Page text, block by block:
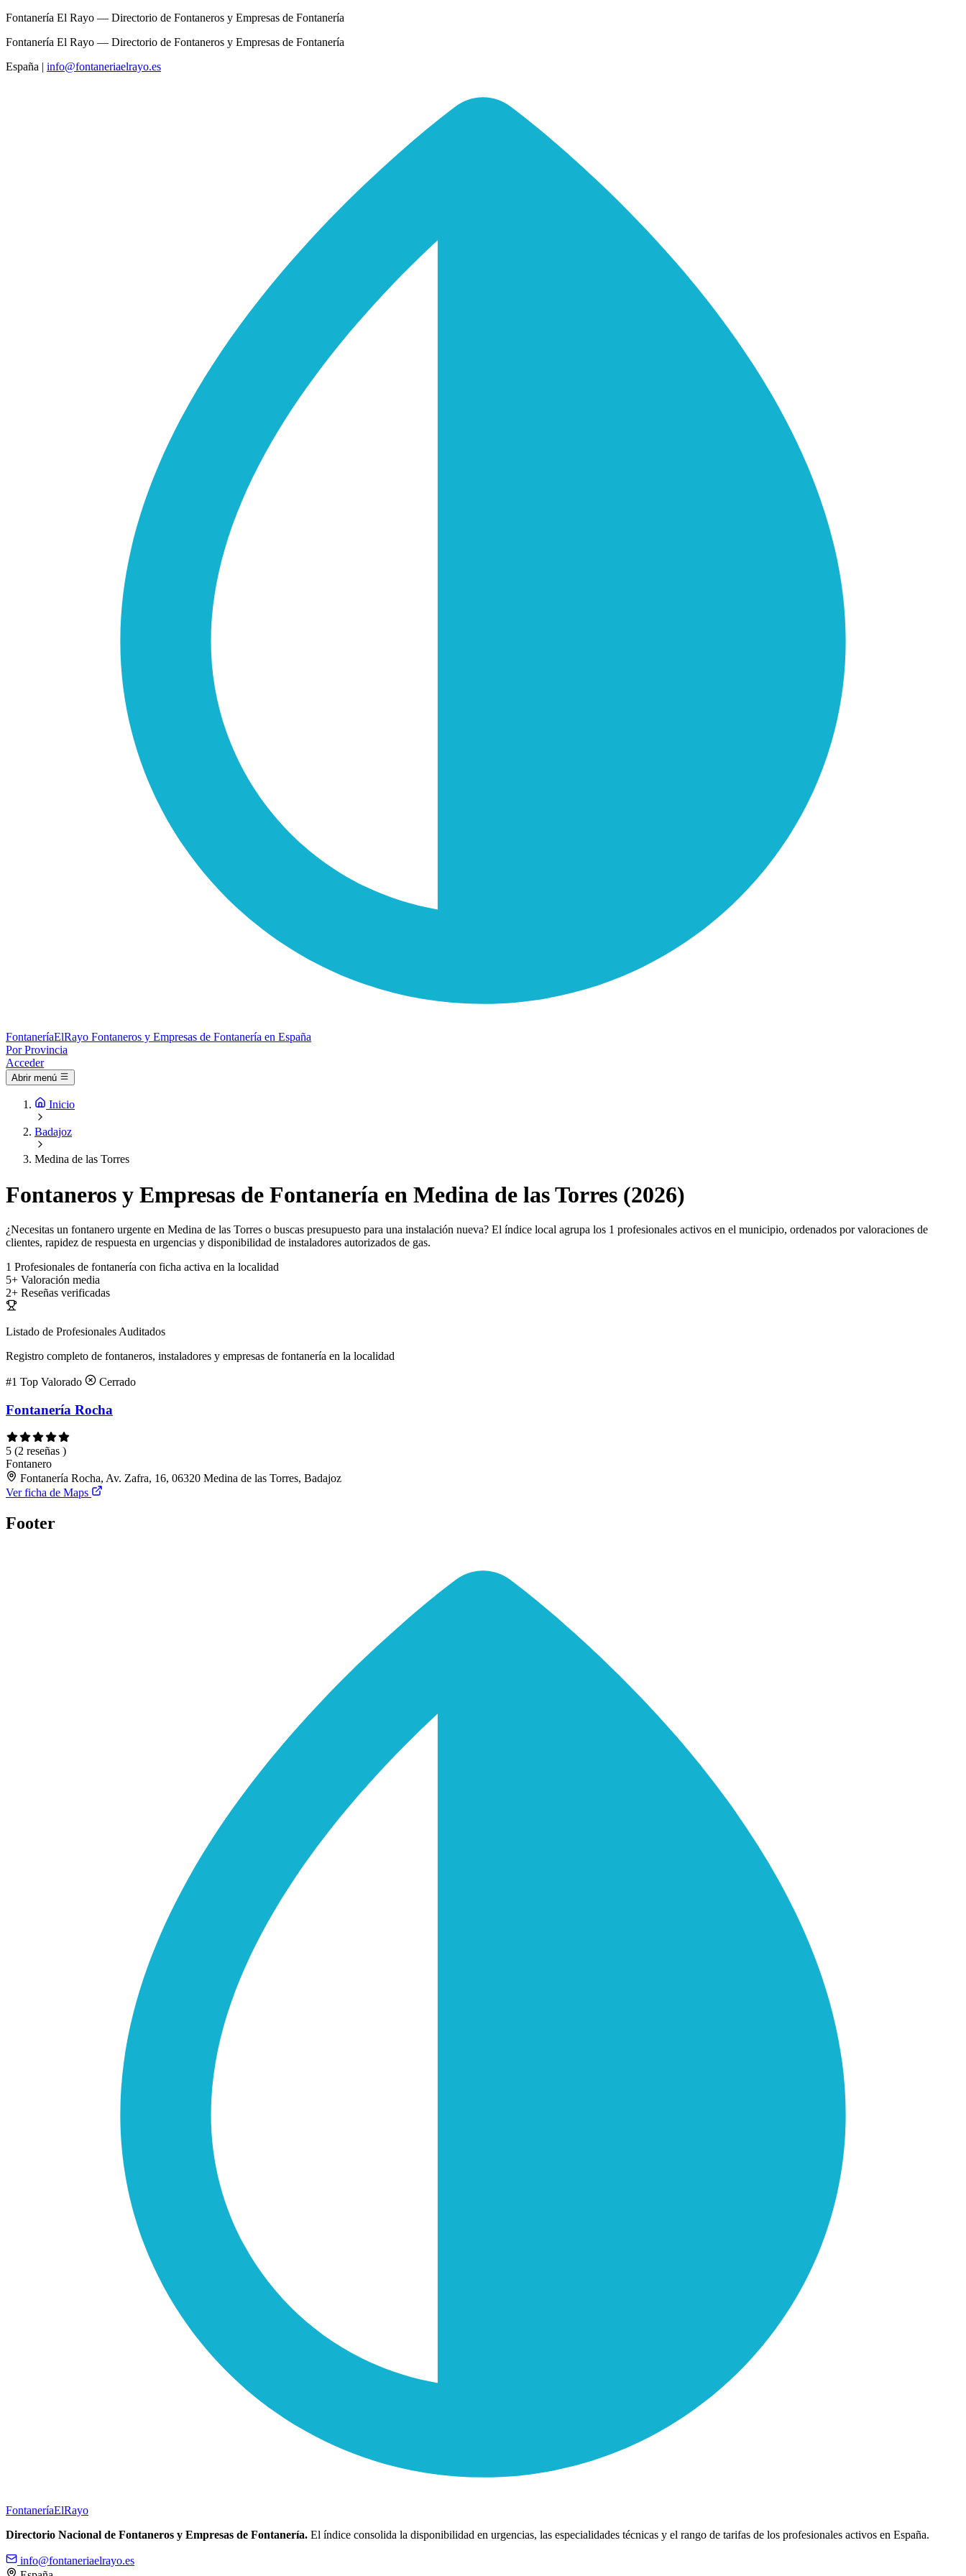
Fontanería El Rayo — Directorio de Fontaneros y Empresas de Fontanería
Fontanería El Rayo — Directorio de Fontaneros y Empresas de Fontanería
España | info@fontaneriaelrayo.es
FontaneríaElRayo Fontaneros y Empresas de Fontanería en España
Por Provincia
Acceder
Abrir menú
Inicio
Badajoz
Medina de las Torres
Fontaneros y Empresas de Fontanería en Medina de las Torres (2026)
¿Necesitas un fontanero urgente en Medina de las Torres o buscas presupuesto para una instalación nueva? El índice local agrupa los 1 profesionales activos en el municipio, ordenados por valoraciones de
clientes, rapidez de respuesta en urgencias y disponibilidad de instaladores autorizados de gas.
1 Profesionales de fontanería con ficha activa en la localidad
5+ Valoración media
2+ Reseñas verificadas
Listado de Profesionales Auditados
Registro completo de fontaneros, instaladores y empresas de fontanería en la localidad
#1 Top Valorado Cerrado
Fontanería Rocha
5 (2 reseñas )
Fontanero
Fontanería Rocha, Av. Zafra, 16, 06320 Medina de las Torres, Badajoz
Ver ficha de Maps
Footer
FontaneríaElRayo
Directorio Nacional de Fontaneros y Empresas de Fontanería. El índice consolida la disponibilidad en urgencias, las especialidades técnicas y el rango de tarifas de los profesionales activos en España.
info@fontaneriaelrayo.es